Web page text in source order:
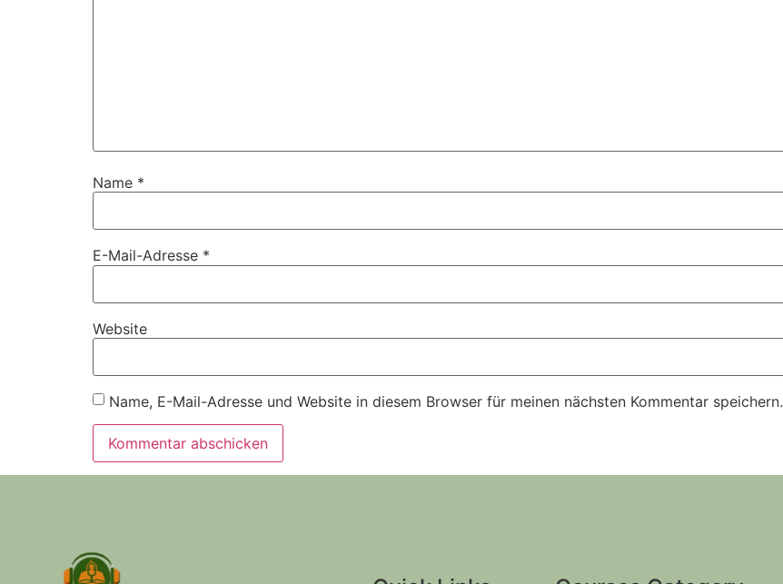
Name *
E-Mail-Adresse *
Website
Name, E-Mail-Adresse und Website in diesem Browser für meinen nächsten Kommentar speichern.